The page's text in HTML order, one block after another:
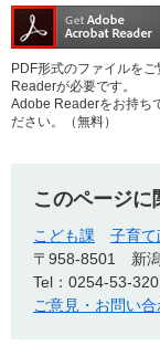
PDF形式のファイルを
Readerが必要です。
Adobe Readerをお持ち
ださい。（無料）
このページに
こども課
子育て
〒958-8501
新
Tel：0254-53-
ご意見・お問い